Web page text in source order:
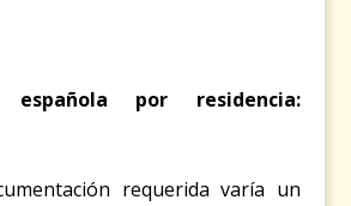
española por residencia:
requerida varía un